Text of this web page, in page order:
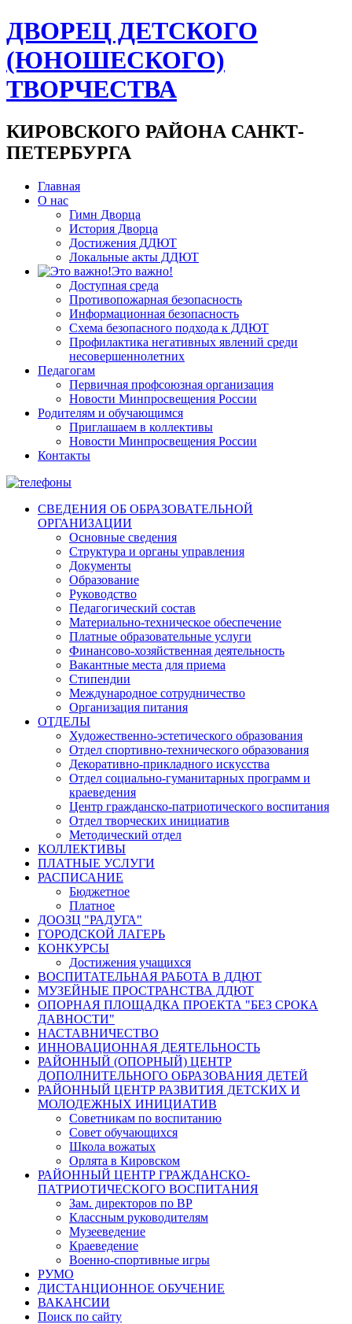
ДВОРЕЦ ДЕТСКОГО
(ЮНОШЕСКОГО)
ТВОРЧЕСТВА
КИРОВСКОГО РАЙОНА САНКТ-
ПЕТЕРБУРГА
Главная
О нас
Гимн Дворца
История Дворца
Достижения ДДЮТ
Локальные акты ДДЮТ
Это важно!
Доступная среда
Противопожарная безопасность
Информационная безопасность
Схема безопасного подхода к ДДЮТ
Профилактика негативных явлений среди
несовершеннолетних
Педагогам
Первичная профсоюзная организация
Новости Минпросвещения России
Родителям и обучающимся
Приглашаем в коллективы
Новости Минпросвещения России
Контакты
СВЕДЕНИЯ ОБ ОБРАЗОВАТЕЛЬНОЙ
ОРГАНИЗАЦИИ
Основные сведения
Структура и органы управления
Документы
Образование
Руководство
Педагогический состав
Материально-техническое обеспечение
Платные образовательные услуги
Финансово-хозяйственная деятельность
Вакантные места для приема
Стипендии
Международное сотрудничество
Организация питания
ОТДЕЛЫ
Художественно-эстетического образования
Отдел спортивно-технического образования
Декоративно-прикладного искусства
Отдел социально-гуманитарных программ и
краеведения
Центр гражданско-патриотического воспитания
Отдел творческих инициатив
Методический отдел
КОЛЛЕКТИВЫ
ПЛАТНЫЕ УСЛУГИ
РАСПИСАНИЕ
Бюджетное
Платное
ДООЗЦ "РАДУГА"
ГОРОДСКОЙ ЛАГЕРЬ
КОНКУРСЫ
Достижения учащихся
ВОСПИТАТЕЛЬНАЯ РАБОТА В ДДЮТ
МУЗЕЙНЫЕ ПРОСТРАНСТВА ДДЮТ
ОПОРНАЯ ПЛОЩАДКА ПРОЕКТА "БЕЗ СРОКА
ДАВНОСТИ"
НАСТАВНИЧЕСТВО
ИННОВАЦИОННАЯ ДЕЯТЕЛЬНОСТЬ
РАЙОННЫЙ (ОПОРНЫЙ) ЦЕНТР
ДОПОЛНИТЕЛЬНОГО ОБРАЗОВАНИЯ ДЕТЕЙ
РАЙОННЫЙ ЦЕНТР РАЗВИТИЯ ДЕТСКИХ И
МОЛОДЕЖНЫХ ИНИЦИАТИВ
Советникам по воспитанию
Совет обучающихся
Школа вожатых
Орлята в Кировском
РАЙОННЫЙ ЦЕНТР ГРАЖДАНСКО-
ПАТРИОТИЧЕСКОГО ВОСПИТАНИЯ
Зам. директоров по ВР
Классным руководителям
Музееведение
Краеведение
Военно-спортивные игры
РУМО
ДИСТАНЦИОННОЕ ОБУЧЕНИЕ
ВАКАНСИИ
Поиск по сайту